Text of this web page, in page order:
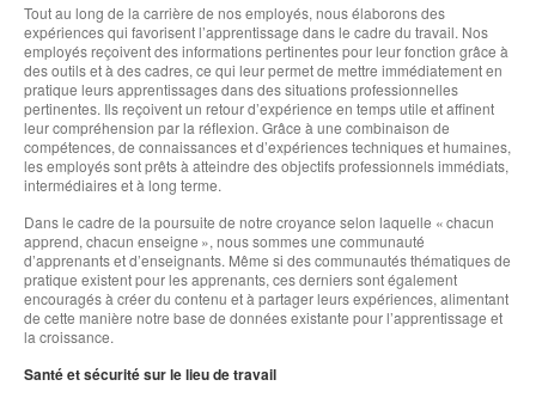
Tout au long de la carrière de nos employés, nous élaborons des
expériences qui favorisent l’apprentissage dans le cadre du travail. Nos
employés reçoivent des informations pertinentes pour leur fonction grâce à
des outils et à des cadres, ce qui leur permet de mettre immédiatement en
pratique leurs apprentissages dans des situations professionnelles
pertinentes. Ils reçoivent un retour d’expérience en temps utile et affinent
leur compréhension par la réflexion. Grâce à une combinaison de
compétences, de connaissances et d’expériences techniques et humaines,
les employés sont prêts à atteindre des objectifs professionnels immédiats,
intermédiaires et à long terme.
Dans le cadre de la poursuite de notre croyance selon laquelle « chacun
apprend, chacun enseigne », nous sommes une communauté
d’apprenants et d’enseignants. Même si des communautés thématiques de
pratique existent pour les apprenants, ces derniers sont également
encouragés à créer du contenu et à partager leurs expériences, alimentant
de cette manière notre base de données existante pour l’apprentissage et
la croissance.
Santé et sécurité sur le lieu de travail